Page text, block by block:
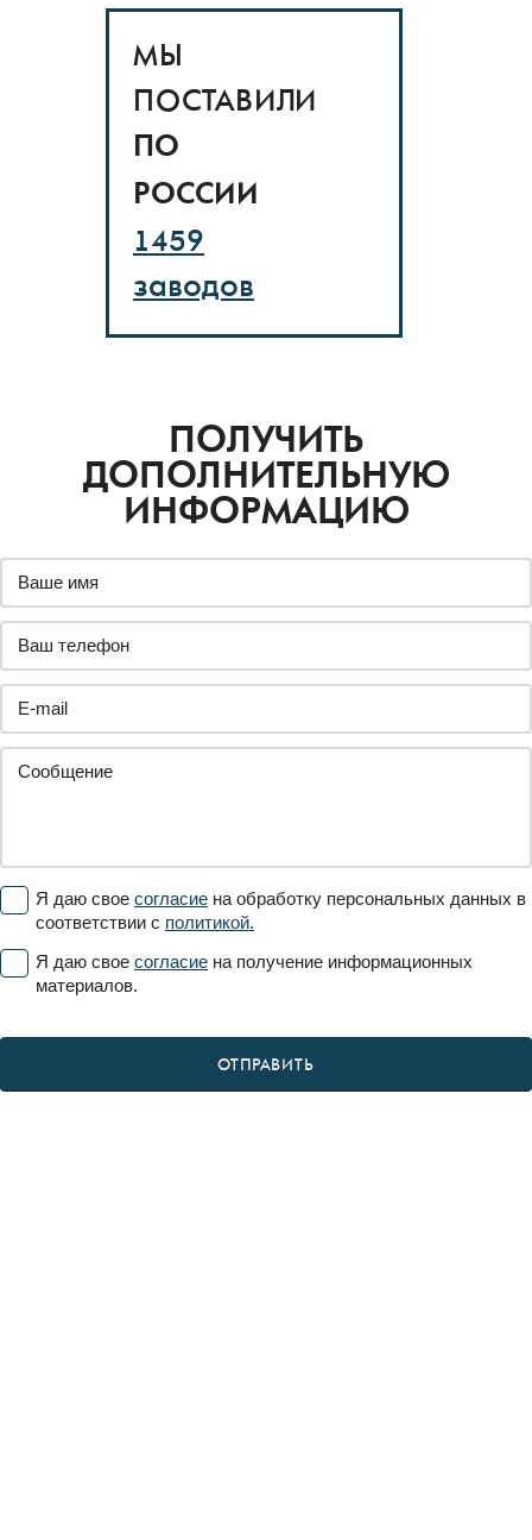
МЫ
ПОСТАВИЛИ
ПО
РОССИИ
1459
заводов
ПОЛУЧИТЬ
ДОПОЛНИТЕЛЬНУЮ
ИНФОРМАЦИЮ
Я даю свое согласие на обработку персональных данных в
соответствии с политикой.
Я даю свое согласие на получение информационных
материалов.